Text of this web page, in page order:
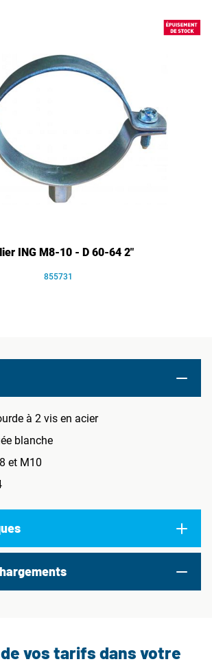
ING M8-10 - D 60-64 2"
855731
à 2 vis en acier
blanche
et M10
vos tarifs dans votre